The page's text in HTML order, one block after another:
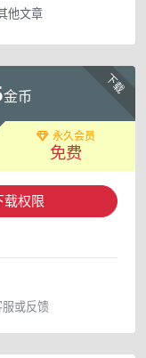
他文章
下载
金币
永久会员
免费
载权限
或反馈